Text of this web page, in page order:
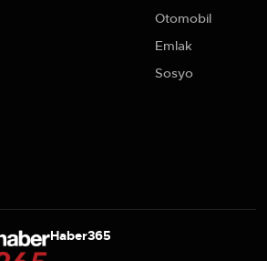
Otomobil
Emlak
Sosyo
Haber365